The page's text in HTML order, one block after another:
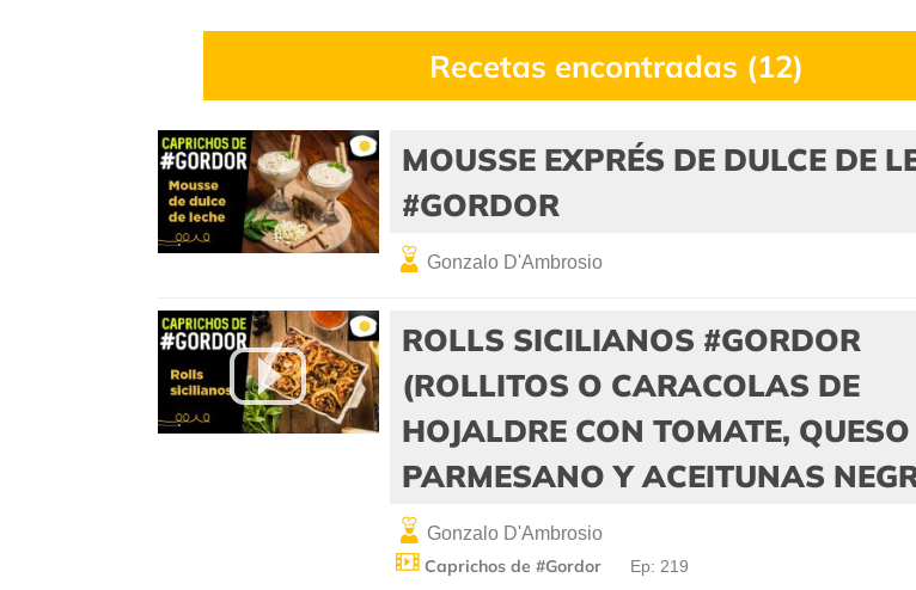
Recetas encontradas (12)
MOUSSE EXPRÉS DE DULCE DE
#GORDOR
Gonzalo D'Ambrosio
ROLLS SICILIANOS #GORDOR
(ROLLITOS O CARACOLAS DE
HOJALDRE CON TOMATE, QUESO
PARMESANO Y ACEITUNAS
Gonzalo D'Ambrosio
Caprichos de #Gordor Ep: 219